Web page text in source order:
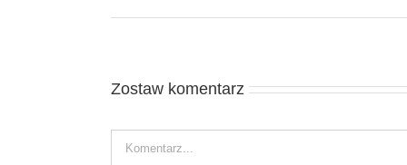
Zostaw komentarz
Comment